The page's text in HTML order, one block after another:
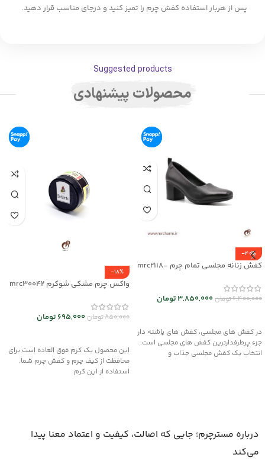
پس از هربار استفاده کفش چرم را تمیز کنید و درجای مناسب قرار دهید.
Suggested products
محصولات پیشنهادی
-40%
کفش زنانه مجلسی تمام چرم mrc2118-
6,400,000تومان3,850,000تومان
در کفش های مجلسی، کفش های پاشنه دار
جزء پرطرفدارترین کفش های مجلسی است.
انتخاب یک کفش مجلسی جذاب و
-18%
واکس چرم مشکی شوکرم mrc30042
850,000تومان695,000 تومان
این محصول یک کرم فوق العاده است برای
محافظت از کیف چرم و کفش چرم شما.
استفاده از این کرم
درباره مسترچرم؛ جایی که اصالت، کیفیت و اعتماد معنا پیدا
می‌کند